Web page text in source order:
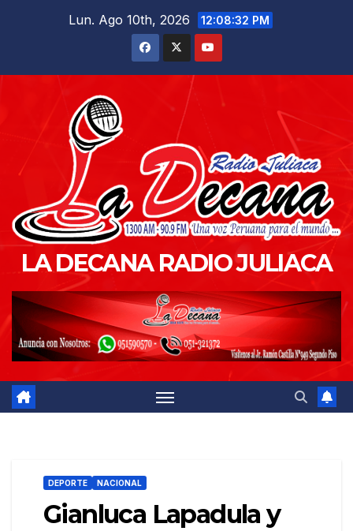
Lun. Ago 10th, 2026 12:08:33 PM
LA DECANA RADIO JULIACA
DEPORTE NACIONAL
Gianluca Lapadula y